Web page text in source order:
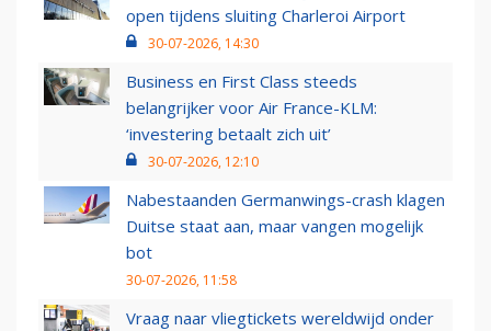
open tijdens sluiting Charleroi Airport
30-07-2026, 14:30
Business en First Class steeds
belangrijker voor Air France-KLM:
‘investering betaalt zich uit’
30-07-2026, 12:10
Nabestaanden Germanwings-crash klagen
Duitse staat aan, maar vangen mogelijk
bot
30-07-2026, 11:58
Vraag naar vliegtickets wereldwijd onder